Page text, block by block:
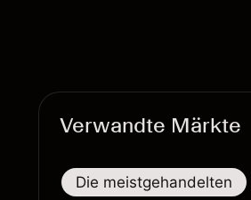
Verwandte Märkte
Die meistgehandelten